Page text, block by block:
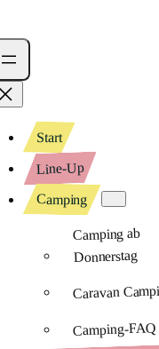
Start
Line-Up
Camping
Camping ab
Donnerstag
Caravan
Camping-FAQ